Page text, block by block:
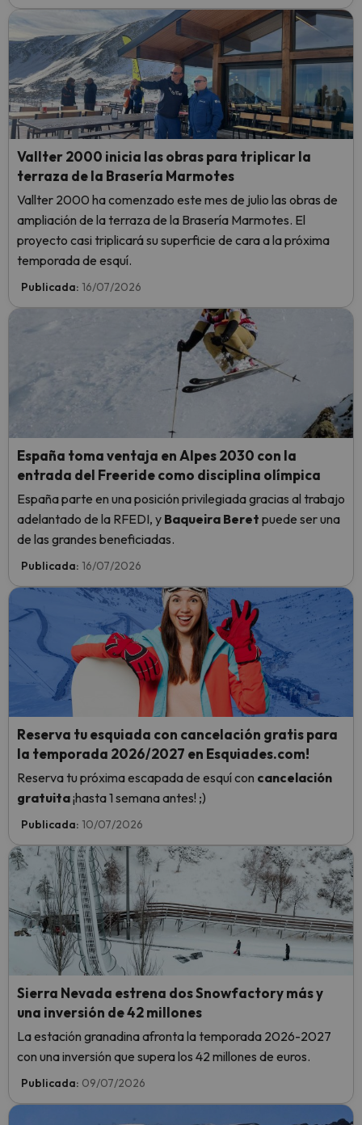
Vallter 2000 inicia las obras para triplicar la
terraza de la Brasería Marmotes
Vallter 2000 ha comenzado este mes de julio las obras de
ampliación de la terraza de la Brasería Marmotes. El
proyecto casi triplicará su superficie de cara a la próxima
temporada de esquí.
Publicada: 16/07/2026
España toma ventaja en Alpes 2030 con la
entrada del Freeride como disciplina olímpica
España parte en una posición privilegiada gracias al trabajo
adelantado de la RFEDI, y Baqueira Beret puede ser una
de las grandes beneficiadas.
Publicada: 16/07/2026
Reserva tu esquiada con cancelación gratis para
la temporada 2026/2027 en Esquiades.com!
Reserva tu próxima escapada de esquí con cancelación
gratuita¡hasta 1 semana antes! ;)
Publicada: 10/07/2026
Sierra Nevada estrena dos Snowfactory más y
una inversión de 42 millones
La estación granadina afronta la temporada 2026-2027
con una inversión que supera los 42 millones de euros.
Publicada: 09/07/2026